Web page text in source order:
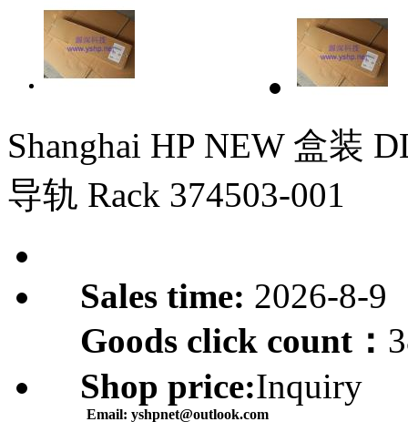
Shanghai HP NEW 盒装
导轨 Rack 374503-001
Sales time: 2026-8-9
Goods click count：
Shop price:Inquiry
Email: yshpnet@outlook.com